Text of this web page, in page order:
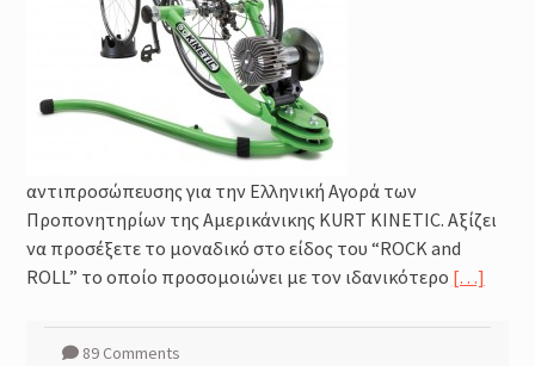
αντιπροσώπευσης για την Ελληνική Αγορά των
Προπονητηρίων της Αμερικάνικης KURT KINETIC. Αξίζει
να προσέξετε το μοναδικό στο είδος του “ROCK and
ROLL” το οποίο προσομοιώνει με τον ιδανικότερο […]
89 Comments